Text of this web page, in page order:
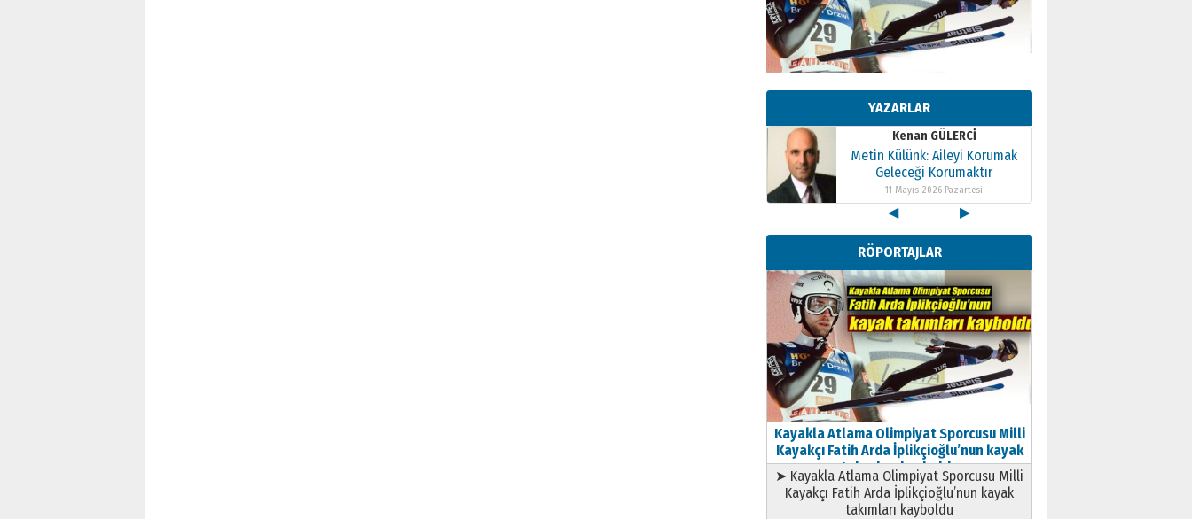
YAZARLAR
Kenan GÜLERCİ
Metin Külünk: Aileyi Korumak
Geleceği Korumaktır
11 Mayıs 2026 Pazartesi
Kenan GÜLERCİ
Metin Külünk: Aileyi Korumak
Geleceği Korumaktır
11 Mayıs 2026 Pazartesi
Kenan GÜLERCİ
Metin Külünk: Aileyi Korumak
Geleceği Korumaktır
11 Mayıs 2026 Pazartesi
◀ ▶
RÖPORTAJLAR
Kayakla Atlama Olimpiyat Sporcusu Milli
Kayakçı Fatih Arda İplikçioğlu’nun kayak
takımları kayboldu
➤ Kayakla Atlama Olimpiyat Sporcusu Milli
Kayakçı Fatih Arda İplikçioğlu’nun kayak
takımları kayboldu